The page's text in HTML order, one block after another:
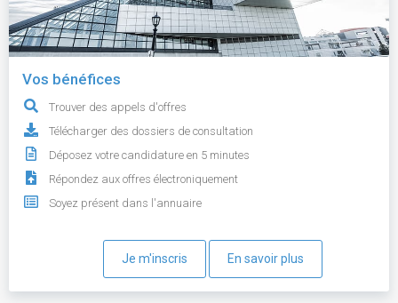
Vos bénéfices
Trouver des appels d'offres
Télécharger des dossiers de consultation
Déposez votre candidature en 5 minutes
Répondez aux offres électroniquement
Soyez présent dans l'annuaire
Je m'inscris En savoir plus